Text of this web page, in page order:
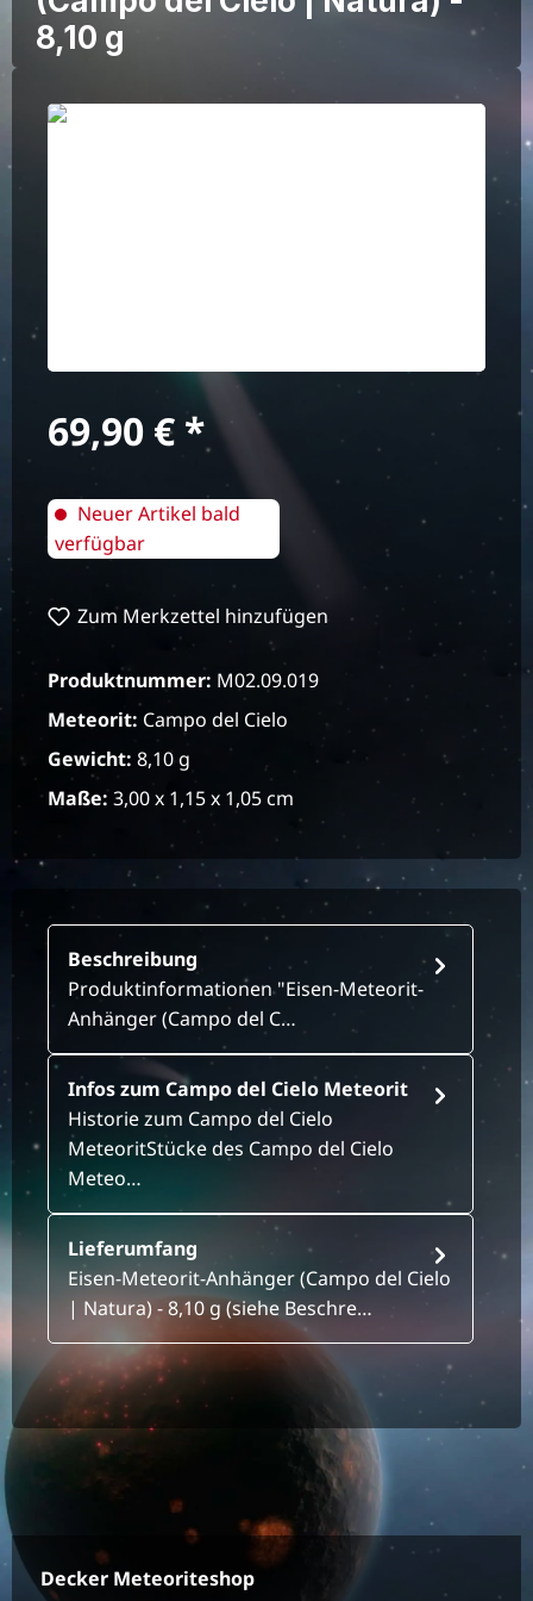
8,10 g
Bildergalerie überspringen
Regulärer Preis:
69,90 €
Neuer Artikel bald
verfügbar
Zum Merkzettel hinzufügen
Produktnummer: M02.09.019
Meteorit: Campo del Cielo
Gewicht: 8,10 g
Maße:3,00 x 1,15 x 1,05 cm
Beschreibung
Produktinformationen "Eisen-Meteorit-
Anhänger (Campo del C…
Infos zum Campo del Cielo Meteorit
Historie zum Campo del Cielo
MeteoritStücke des Campo del Cielo
Meteo…
Lieferumfang
Eisen-Meteorit-Anhänger (Campo del Cielo
| Natura) - 8,10 g (siehe Beschre…
Decker Meteoriteshop